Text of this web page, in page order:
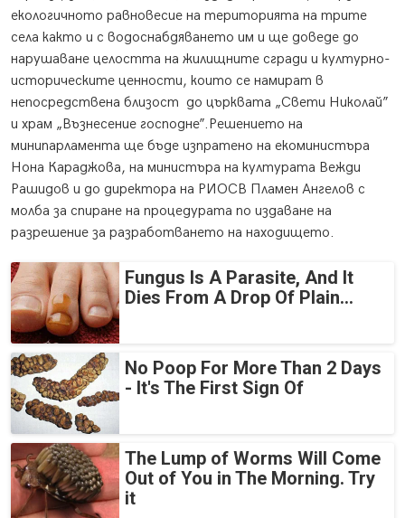
екологичното равновесие на територията на трите
села както и с водоснабдяването им и ще доведе до
нарушаване целостта на жилищните сгради и културно-
историческите ценности, които се намират в
непосредствена близост до църквата „Свети Николай”
и храм „Възнесение господне”.Решението на
минипарламента ще бъде изпратено на екоминистъра
Нона Караджова, на министъра на културата Вежди
Рашидов и до директора на РИОСВ Пламен Ангелов с
молба за спиране на процедурата по издаване на
разрешение за разработването на находището.
Fungus Is A Parasite, And It
Dies From A Drop Of Plain...
No Poop For More Than 2 Days
- It's The First Sign Of
The Lump of Worms Will Come
Out of You in The Morning. Try
it